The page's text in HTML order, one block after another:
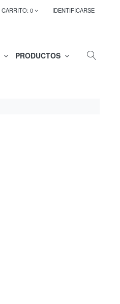
CARRITO:0 IDENTIFICARSE
PRODUCTOS